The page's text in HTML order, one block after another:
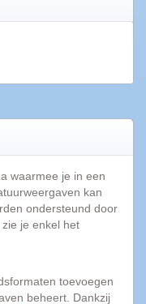
waarmee je in een
kan
ondersteund door
je enkel het
toevoegen
beheert. Dankzij